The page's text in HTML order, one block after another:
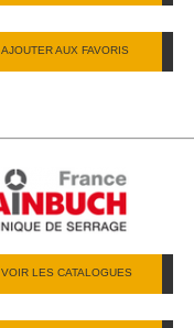
AJOUTER AUX FAVORIS
VOIR LES CATALOGUES